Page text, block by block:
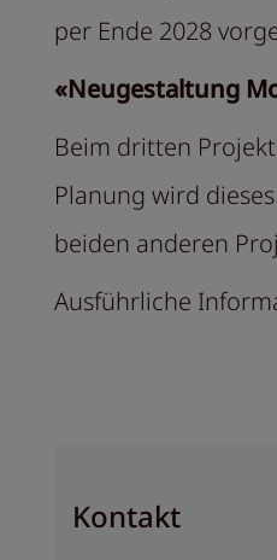
per Ende 2028
«Neugestaltung
Beim dritten
Planung wird
beiden anderen
Ausführliche
Kontakt